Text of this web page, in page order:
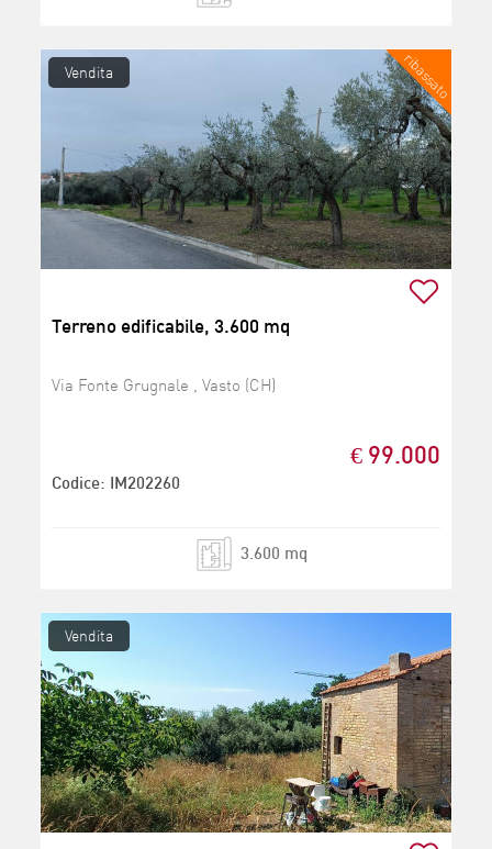
Vendita ribassato
Terreno edificabile, 3.600 mq
Via Fonte Grugnale , Vasto (CH)
€ 99.000
Codice: IM202260
3.600 mq
Vendita